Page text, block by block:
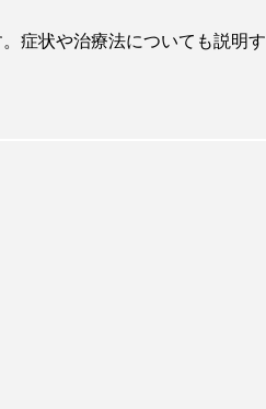
症状や治療法についても説明す